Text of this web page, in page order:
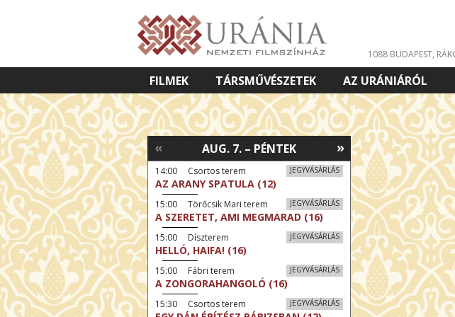
1088 BUDAPEST,
FILMEK TÁRSMŰVÉSZETEK AZ URÁNIÁRÓL
VETÍTETT KÉPES ELŐADÁSOK
»
AUG. 7. – PÉNTEK
«
JEGYVÁSÁRLÁS
14:00 Csortos terem
AZ ARANY SPATULA (12)
JEGYVÁSÁRLÁS
15:00 Törőcsik Mari terem
A SZERETET, AMI MEGMARAD (16)
JEGYVÁSÁRLÁS
15:00 Díszterem
HELLÓ, HAIFA! (16)
JEGYVÁSÁRLÁS
15:00 Fábri terem
A ZONGORAHANGOLÓ (16)
JEGYVÁSÁRLÁS
15:30 Csortos terem